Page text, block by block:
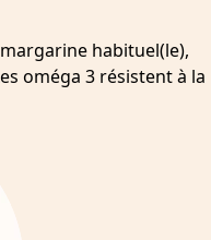
habituel(le),
oméga 3 résistent à la